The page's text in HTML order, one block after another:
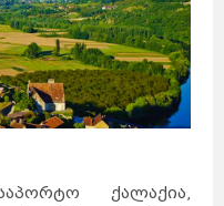
ქალაქია,